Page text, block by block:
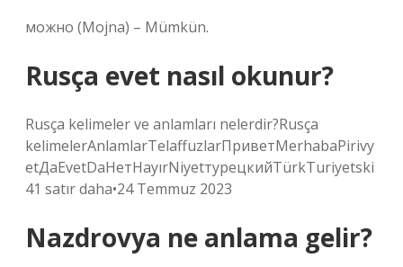
можно (Mojna) – Mümkün.
Rusça evet nasıl okunur?
Rusça kelimeler ve anlamları nelerdir?Rusça
kelimelerAnlamlarTelaffuzlarПриветMerhabaPirivy
etДаEvetDaНетHayırNiyetтурецкийTürkTuriyetski
41 satır daha•24 Temmuz 2023
Nazdrovya ne anlama gelir?